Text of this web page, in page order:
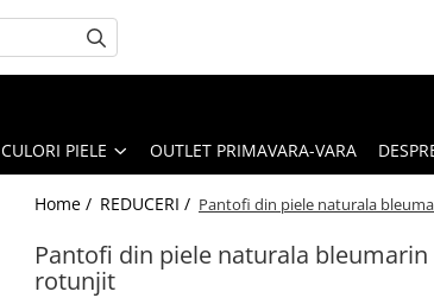
CULORI PIELE OUTLET PRIMAVARA-VARA
Home / REDUCERI / Pantofi din piele naturala
Pantofi din piele naturala
rotunjit